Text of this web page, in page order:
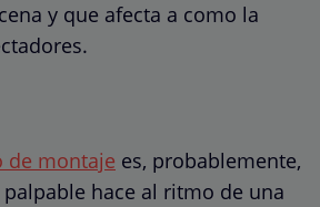
y que afecta a como la
de montaje es, probablemente,
hace al ritmo de una